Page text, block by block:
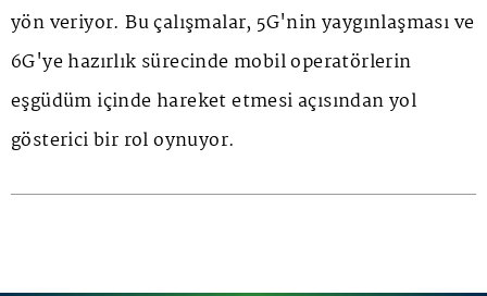
yön veriyor. Bu çalışmalar, 5G'nin yaygınlaşması ve
6G'ye hazırlık sürecinde mobil operatörlerin
eşgüdüm içinde hareket etmesi açısından yol
gösterici bir rol oynuyor.